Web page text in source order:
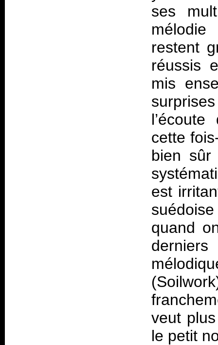
ses
restent
réussis
mis
cette
bien sûr
est
quand
veut
le petit